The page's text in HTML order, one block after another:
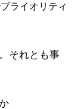
ライオリティ
それとも事